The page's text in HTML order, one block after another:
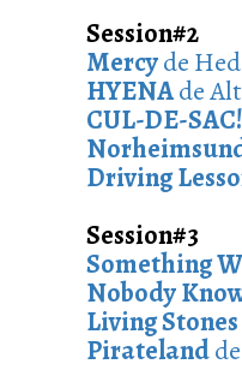
Session#2
Mercyde
HYENAde
CUL-DE-SAC!
Driving
Session#3
Something
Nobody
Living Stones
Pirateland